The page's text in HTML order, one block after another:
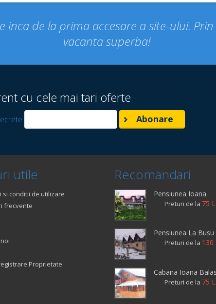
inca de la prima accesare a site-ului.
vacanta superba!
cu cele mai tari oferte
utile
si conditii de utilizare
frecvente
Proprietate
Recomandari
Pensiunea Ioana
Preturi de la 75
Pensiunea La Busu
Preturi de la 130
Cabana Ioana Balas
Preturi de la 75